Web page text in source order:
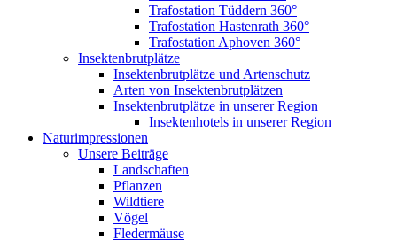
Trafostation Tüddern 360°
Trafostation Hastenrath 360°
Trafostation Aphoven 360°
Insektenbrutplätze
Insektenbrutplätze und Artenschutz
Arten von Insektenbrutplätzen
Insektenbrutplätze in unserer Region
Insektenhotels in unserer Region
Naturimpressionen
Unsere Beiträge
Landschaften
Pflanzen
Wildtiere
Vögel
Fledermäuse